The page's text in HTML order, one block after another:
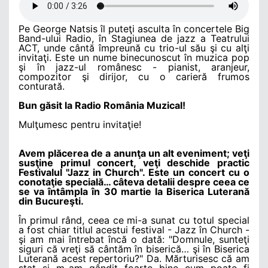
Pe George Natsis îl puteţi asculta în concertele Big
Band-ului Radio, în Stagiunea de jazz a Teatrului
ACT, unde cântă împreună cu trio-ul său şi cu alţi
invitaţi. Este un nume binecunoscut în muzica pop
şi în jazz-ul românesc - pianist, aranjeur,
compozitor şi dirijor, cu o carieră frumos
conturată.
Bun găsit la Radio România Muzical!
Mulţumesc pentru invitaţie!
Avem plăcerea de a anunţa un alt eveniment; veţi
susţine primul concert, veţi deschide practic
Festivalul "Jazz in Church". Este un concert cu o
conotaţie specială… câteva detalii despre ceea ce
se va întâmpla în 30 martie la Biserica Luterană
din Bucureşti.
În primul rând, ceea ce mi-a sunat cu totul special
a fost chiar titlul acestui festival - Jazz în Church -
şi am mai întrebat încă o dată: "Domnule, sunteţi
siguri că vreţi să cântăm în biserică… şi în Biserica
Luterană acest repertoriu?" Da. Mărturisesc că am